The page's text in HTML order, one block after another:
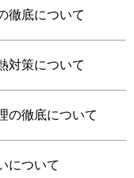
徹底について
対策について
の徹底について
について